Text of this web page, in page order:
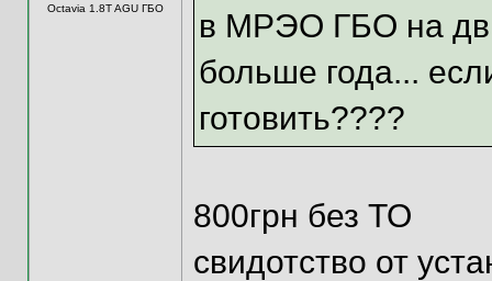
Octavia 1.8T AGU ГБО
в МРЭО ГБО на
больше года...
готовить????
800грн без ТО
свидотство от